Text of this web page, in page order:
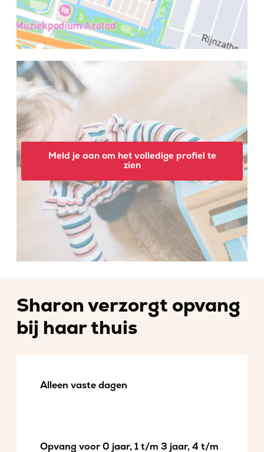
Meld je aan om het volledige profiel te
zien
Sharon verzorgt opvang
bij haar thuis
Alleen vaste dagen
Opvang voor 0 jaar, 1 t/m 3 jaar, 4 t/m